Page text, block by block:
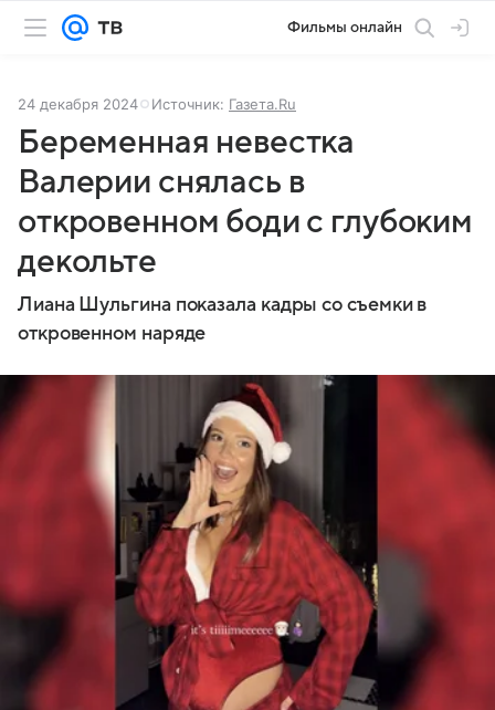
Фильмы онлайн
24 декабря 2024 Источник: Газета.Ru
Беременная невестка
Валерии снялась в
откровенном боди с глубоким
декольте
Лиана Шульгина показала кадры со съемки в
откровенном наряде